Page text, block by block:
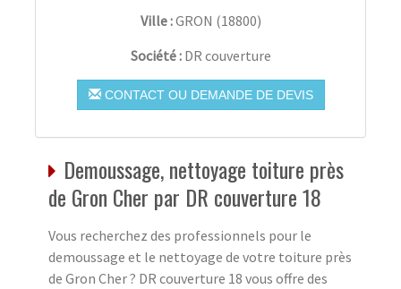
Ville :GRON (18800)
Société : DR couverture
CONTACT OU DEMANDE DE DEVIS
Demoussage, nettoyage toiture près
de Gron Cher par DR couverture 18
Vous recherchez des professionnels pour le
demoussage et le nettoyage de votre toiture près
de Gron Cher ? DR couverture 18 vous offre des